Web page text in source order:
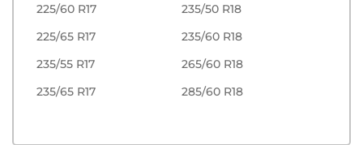
225/60 R17
225/65 R17
235/55 R17
235/65 R17
235/50 R18
235/60 R18
265/60 R18
285/60 R18